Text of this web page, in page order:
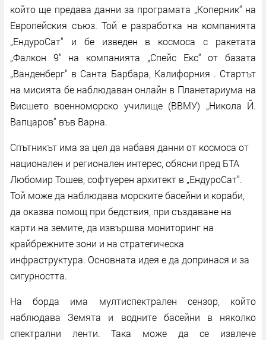
който ще предава данни за програмата „Коперник“ на
Европейския съюз. Той е разработка на компанията
„ЕндуроСат“ и бе изведен в космоса с ракетата
„Фалкон 9“ на компанията „Спейс Екс“ от базата
„Ванденберг“ в Санта Барбара, Калифорния . Стартът
на мисията бе наблюдаван онлайн в Планетариума на
Висшето военноморско училище (ВВМУ) „Никола Й.
Вапцаров“ във Варна.
Спътникът има за цел да набавя данни от космоса от
национален и регионален интерес, обясни пред БТА
Любомир Тошев, софтуерен архитект в „ЕндуроСат“.
Той може да наблюдава морските басейни и кораби,
да оказва помощ при бедствия, при създаване на
карти на земите, да извършва мониторинг на
крайбрежните зони и на стратегическа
инфраструктура. Основната идея е да допринася и за
сигурността.
На борда има мултиспектрален сензор, който
наблюдава Земята и водните басейни в няколко
спектрални ленти. Така може да се извлече